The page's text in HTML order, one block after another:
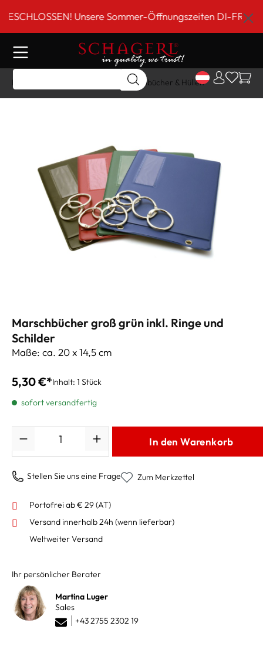
springenUnsere Sommer-Öffnungszeiten DI-FR 9 bis
Home Marschbücher & Hüllen
Marschbücher groß grün inkl. Ringe und
Schilder
Maße: ca. 20 x 14,5 cm
5,30 €*Inhalt: 1 Stück
sofort versandfertig
In den Warenkorb
Stellen Sie uns eine Frage Zum Merkzettel
Portofrei ab € 29 (AT)
Versand innerhalb 24h (wenn lieferbar)
Weltweiter Versand
Ihr persönlicher Berater
Martina Luger
Sales
+43 2755 2302 19